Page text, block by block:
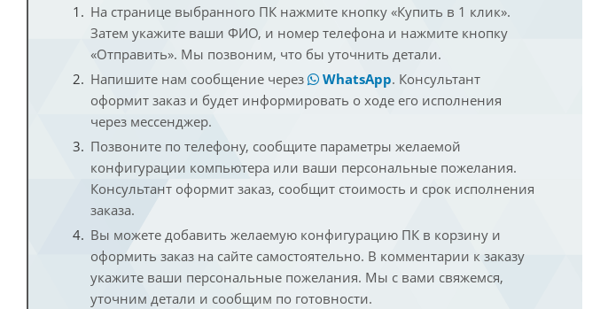
На странице выбранного ПК нажмите кнопку «Купить в 1 клик».
Затем укажите ваши ФИО, и номер телефона и нажмите кнопку
«Отправить». Мы позвоним, что бы уточнить детали.
Напишите нам сообщение через
WhatsApp. Консультант
оформит заказ и будет информировать о ходе его исполнения
через мессенджер.
Позвоните по телефону, сообщите параметры желаемой
конфигурации компьютера или ваши персональные пожелания.
Консультант оформит заказ, сообщит стоимость и срок исполнения
заказа.
Вы можете добавить желаемую конфигурацию ПК в корзину и
оформить заказ на сайте самостоятельно. В комментарии к заказу
укажите ваши персональные пожелания. Мы с вами свяжемся,
уточним детали и сообщим по готовности.